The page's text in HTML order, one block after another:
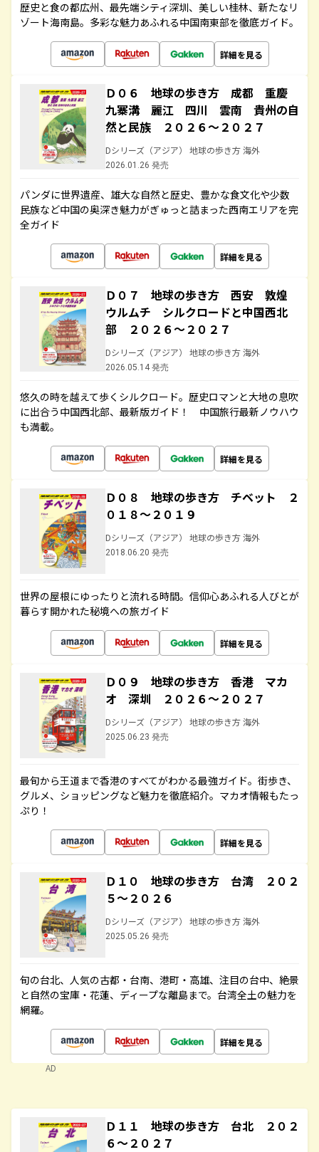
歴史と食の都広州、最先端シティ深圳、美しい桂林、新たなリ
ゾート海南島。多彩な魅力あふれる中国南東部を徹底ガイド。
詳細を見る
Ｄ０６ 地球の歩き方 成都 重慶
九寨溝 麗江 四川 雲南 貴州の自
然と民族 ２０２６～２０２７
Dシリーズ（アジア） 地球の歩き方 海外
2026.01.26 発売
パンダに世界遺産、雄大な自然と歴史、豊かな食文化や少数
民族など中国の奥深き魅力がぎゅっと詰まった西南エリアを完
全ガイド
詳細を見る
Ｄ０７ 地球の歩き方 西安 敦煌
ウルムチ シルクロードと中国西北
部 ２０２６～２０２７
Dシリーズ（アジア） 地球の歩き方 海外
2026.05.14 発売
悠久の時を越えて歩くシルクロード。歴史ロマンと大地の息吹
に出合う中国西北部、最新版ガイド！ 中国旅行最新ノウハウ
も満載。
詳細を見る
Ｄ０８ 地球の歩き方 チベット ２
０１８～２０１９
Dシリーズ（アジア） 地球の歩き方 海外
2018.06.20 発売
世界の屋根にゆったりと流れる時間。信仰心あふれる人びとが
暮らす開かれた秘境への旅ガイド
詳細を見る
Ｄ０９ 地球の歩き方 香港 マカ
オ 深圳 ２０２６～２０２７
Dシリーズ（アジア） 地球の歩き方 海外
2025.06.23 発売
最旬から王道まで香港のすべてがわかる最強ガイド。街歩き、
グルメ、ショッピングなど魅力を徹底紹介。マカオ情報もたっ
ぷり！
詳細を見る
Ｄ１０ 地球の歩き方 台湾 ２０２
５～２０２６
Dシリーズ（アジア） 地球の歩き方 海外
2025.05.26 発売
旬の台北、人気の古都・台南、港町・高雄、注目の台中、絶景
と自然の宝庫・花蓮、ディープな離島まで。台湾全土の魅力を
網羅。
詳細を見る
AD
Ｄ１１ 地球の歩き方 台北 ２０２
６～２０２７